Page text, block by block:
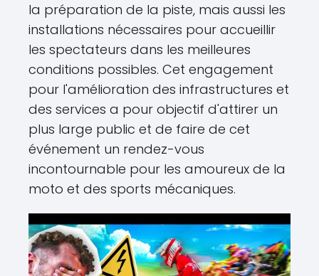
la préparation de la piste, mais aussi les
installations nécessaires pour accueillir
les spectateurs dans les meilleures
conditions possibles. Cet engagement
pour l'amélioration des infrastructures et
des services a pour objectif d'attirer un
plus large public et de faire de cet
événement un rendez-vous
incontournable pour les amoureux de la
moto et des sports mécaniques.